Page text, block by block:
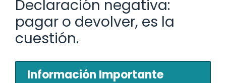
Declaración negativa:
pagar o devolver, es la
cuestión.
Información Importante